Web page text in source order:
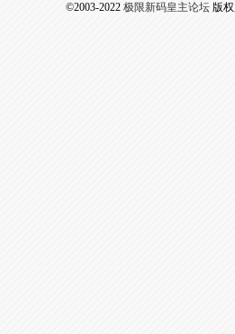
©2003-2022 极限新码皇主论坛版权